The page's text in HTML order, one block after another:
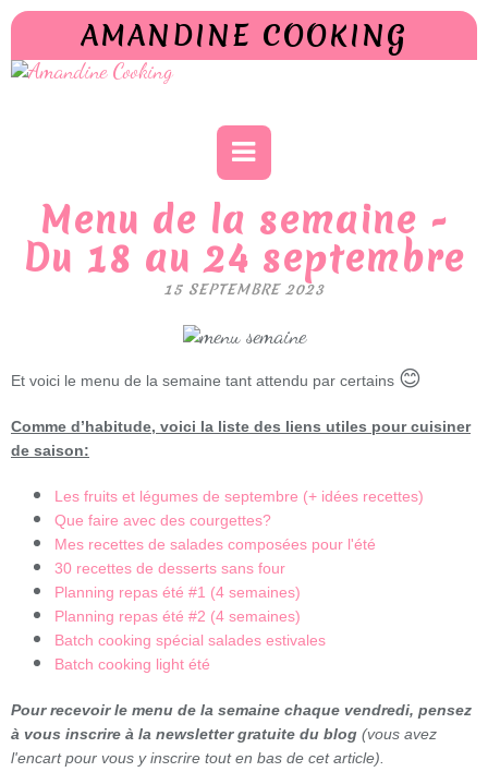
AMANDINE COOKING
Menu de la semaine -
Du 18 au 24 septembre
15 SEPTEMBRE 2023
Et voici le menu de la semaine tant attendu par certains 😊
Comme d’habitude, voici la liste des liens utiles pour cuisiner
de saison:
Les fruits et légumes de septembre (+ idées recettes)
Que faire avec des courgettes?
Mes recettes de salades composées pour l'été
30 recettes de desserts sans four
Planning repas été #1 (4 semaines)
Planning repas été #2 (4 semaines)
Batch cooking spécial salades estivales
Batch cooking light été
Pour recevoir le menu de la semaine chaque vendredi, pensez
à vous inscrire à la newsletter gratuite du blog (vous avez
l'encart pour vous y inscrire tout en bas de cet article).